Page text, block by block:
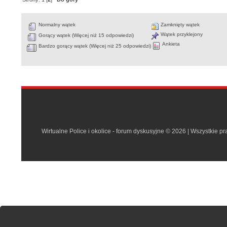
Normalny wątek
Gorący wątek (Więcej niż 15 odpowiedzi)
Bardzo gorący wątek (Więcej niż 25 odpowiedzi)
Zamknięty wątek
Wątek przyklejony
Ankieta
Wirtualne Police i okolice - forum dyskusyjne © 2026 | Wszystkie